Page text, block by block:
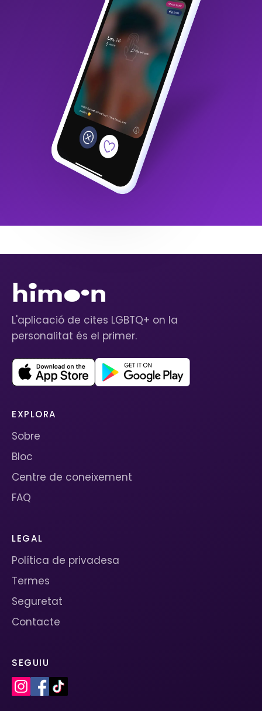
L'aplicació de cites LGBTQ+ on la
personalitat és el primer.
EXPLORA
Sobre
Bloc
Centre de coneixement
FAQ
LEGAL
Política de privadesa
Termes
Seguretat
Contacte
SEGUIU